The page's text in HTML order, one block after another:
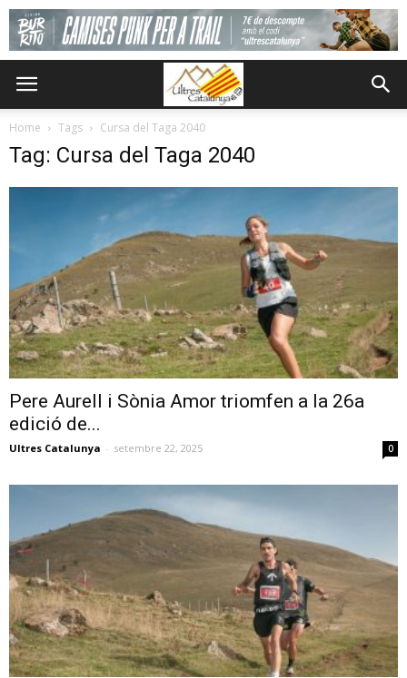
Home Tags Cursa del Taga 2040
Tag: Cursa del Taga 2040
Pere Aurell i Sònia Amor triomfen a la 26a
edició de...
Ultres Catalunya - setembre 22, 2025 0